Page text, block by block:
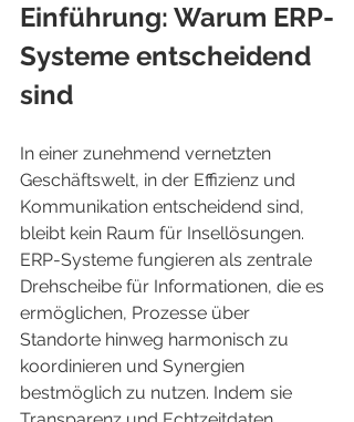
Einführung: Warum ERP-
Systeme entscheidend
sind
In einer zunehmend vernetzten
Geschäftswelt, in der Effizienz und
Kommunikation entscheidend sind,
bleibt kein Raum für Insellösungen.
ERP-Systeme fungieren als zentrale
Drehscheibe für Informationen, die es
ermöglichen, Prozesse über
Standorte hinweg harmonisch zu
koordinieren und Synergien
bestmöglich zu nutzen. Indem sie